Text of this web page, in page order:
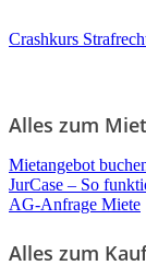
Crashkurs
Alles zum
Mietangebot
JurCase – So
AG-Anfrage Miete
Alles zum